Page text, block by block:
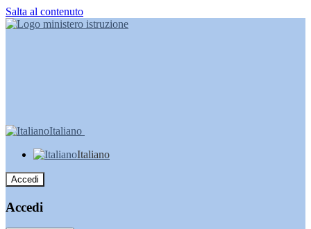
Salta al contenuto
Italiano
Italiano
Accedi
Accedi